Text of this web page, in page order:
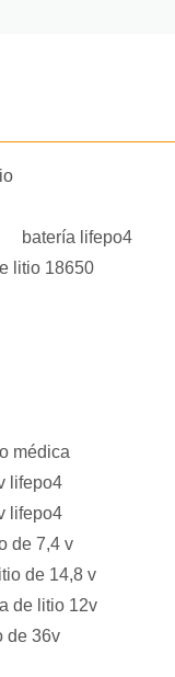
batería lifepo4
litio 18650
médica
lifepo4
lifepo4
de 7,4 v
de 14,8 v
de litio 12v
de 36v